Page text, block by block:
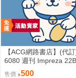
【ACG網路書店】(代
6080 週刊 Impreza
SION をつくる (2)
售價 500